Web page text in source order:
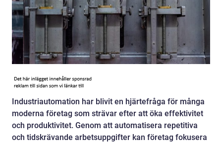
Industriautomation har blivit en hjärtefråga för många
moderna företag som strävar efter att öka effektivitet
och produktivitet. Genom att automatisera repetitiva
och tidskrävande arbetsuppgifter kan företag fokusera